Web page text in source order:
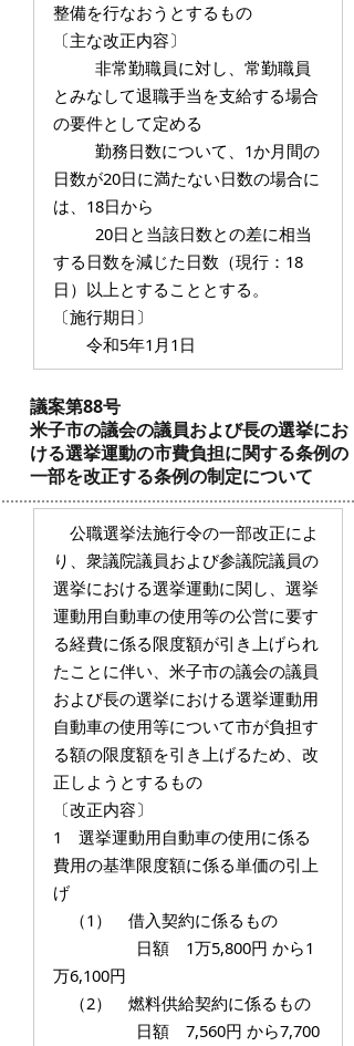
整備を行なおうとするもの
〔主な改正内容〕
非常勤職員に対し、常勤職員
とみなして退職手当を支給する場合
の要件として定める
勤務日数について、1か月間の
日数が20日に満たない日数の場合に
は、18日から
20日と当該日数との差に相当
する日数を減じた日数（現行：18
日）以上とすることとする。
〔施行期日〕
令和5年1月1日
議案第88号
米子市の議会の議員および長の選挙にお
ける選挙運動の市費負担に関する条例の
一部を改正する条例の制定について
公職選挙法施行令の一部改正によ
り、衆議院議員および参議院議員の
選挙における選挙運動に関し、選挙
運動用自動車の使用等の公営に要す
る経費に係る限度額が引き上げられ
たことに伴い、米子市の議会の議員
および長の選挙における選挙運動用
自動車の使用等について市が負担す
る額の限度額を引き上げるため、改
正しようとするもの
〔改正内容〕
1 選挙運動用自動車の使用に係る
費用の基準限度額に係る単価の引上
げ
（1） 借入契約に係るもの
日額 1万5,800円 から1
万6,100円
（2） 燃料供給契約に係るもの
日額 7,560円 から7,700